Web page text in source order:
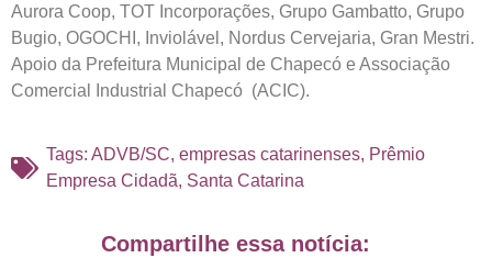
Aurora Coop, TOT Incorporações, Grupo Gambatto, Grupo
Bugio, OGOCHI, Inviolável, Nordus Cervejaria, Gran Mestri.
Apoio da Prefeitura Municipal de Chapecó e Associação
Comercial Industrial Chapecó (ACIC).
Tags: ADVB/SC, empresas catarinenses, Prêmio
Empresa Cidadã, Santa Catarina
Compartilhe essa notícia: